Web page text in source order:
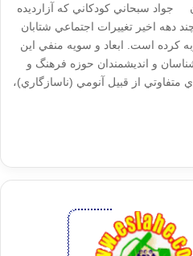
جواد سبحاني كودكاني كه آزارديده
دهه اخير تغييرات اجتماعي شتابان
كرده است. ابعاد و سويه منفي اين
و انديشمندان حوزه فرهنگ و
متفاوتي از قبيل آنومي (ناسازگاري)،